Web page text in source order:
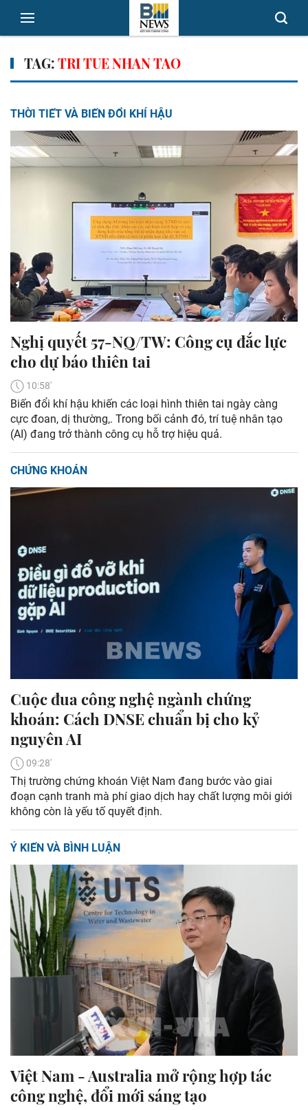
TAG:TRI TUE NHAN TAO
THỜI TIẾT VÀ BIẾN ĐỔI KHÍ HẬU
Nghị quyết 57-NQ/TW: Công cụ đắc lực
cho dự báo thiên tai
10:58'
Biến đổi khí hậu khiến các loại hình thiên tai ngày càng
cực đoan, dị thường,. Trong bối cảnh đó, trí tuệ nhân tạo
(AI) đang trở thành công cụ hỗ trợ hiệu quả.
CHỨNG KHOÁN
Cuộc đua công nghệ ngành chứng
khoán: Cách DNSE chuẩn bị cho kỷ
nguyên AI
09:28'
Thị trường chứng khoán Việt Nam đang bước vào giai
đoạn cạnh tranh mà phí giao dịch hay chất lượng môi giới
không còn là yếu tố quyết định.
Ý KIẾN VÀ BÌNH LUẬN
Việt Nam - Australia mở rộng hợp tác
công nghệ, đổi mới sáng tạo